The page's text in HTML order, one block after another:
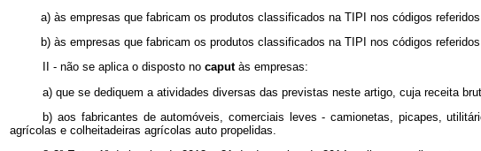
a) às empresas que fabricam os produtos classificados na TIPI nos códigos
b) às empresas que fabricam os produtos classificados na TIPI nos códigos
II - não se aplica o disposto nocaputàs empresas:
a) que se dediquem a atividades diversas das previstas neste artigo, cuja receita
b) aos fabricantes de automóveis, comerciais leves - camionetas, picapes,
agrícolas e colheitadeiras agrícolas auto propelidas.